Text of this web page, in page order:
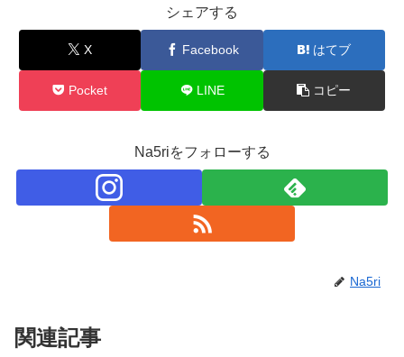
シェアする
X Facebook はてブ
Pocket LINE コピー
Na5riをフォローする
Na5ri
関連記事